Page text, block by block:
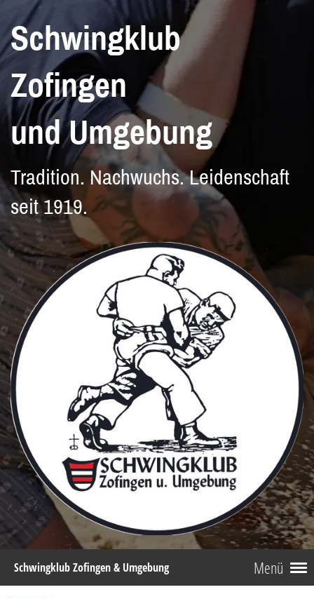
Schwingklub
Zofingen
und Umgebung
Tradition. Nachwuchs. Leidenschaft
seit 1919.
Menü
Schwingklub Zofingen & Umgebung